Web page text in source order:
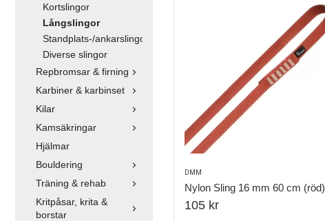
Kortslingor
Långslingor
Standplats-/ankarslingor
Diverse slingor
Repbromsar & firning
Karbiner & karbinset
Kilar
Kamsäkringar
Hjälmar
Bouldering
Träning & rehab
Kritpåsar, krita &
borstar
DMM
Nylon Sling 16 mm 60 cm (röd)
105 kr